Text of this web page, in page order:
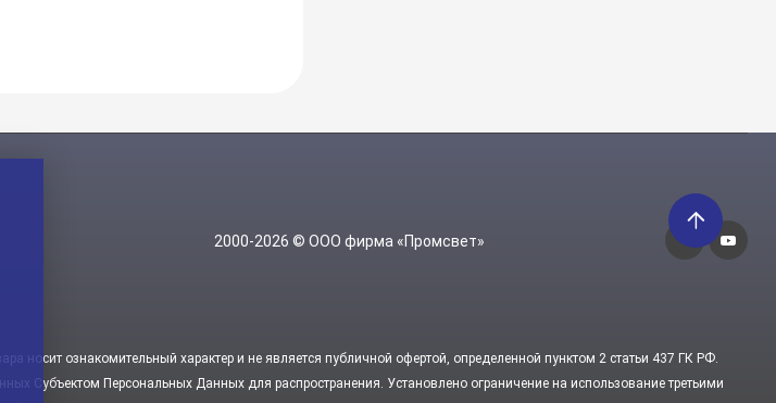
2000-2026 © ООО фирма «Промсвет»
носит ознакомительный характер и не является публичной офертой, определенной пунктом 2 статьи 437 ГК РФ.
Субъектом Персональных Данных для распространения. Установлено ограничение на использование третьими